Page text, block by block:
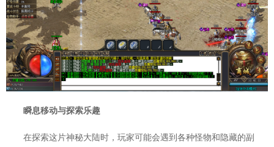
瞬息移动与探索乐趣
在探索这片神秘大陆时，玩家可能会遇到各种怪物和隐藏的副